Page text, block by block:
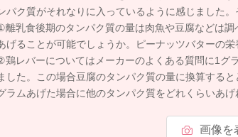
パク質がそれなりに入っているように感じました。
離乳食後期のタンパク質の量は肉魚や豆腐などは
げることが可能でしょうか。ピーナッツバターの栄
鶏レバーについてはメーカーのよくある質問に1グ
した。この場合豆腐のタンパク質の量に換算する
ラムあげた場合に他のタンパク質をどれくらいあげ
画像を